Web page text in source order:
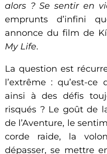
alors ? Se sentir en
emprunts d’infini
annonce du film de
My Life.
La question est
l’extrême : qu’est-ce
ainsi à des défis
risqués ? Le goût de
de l’Aventure, le
corde raide, la
dépasser, se mettre